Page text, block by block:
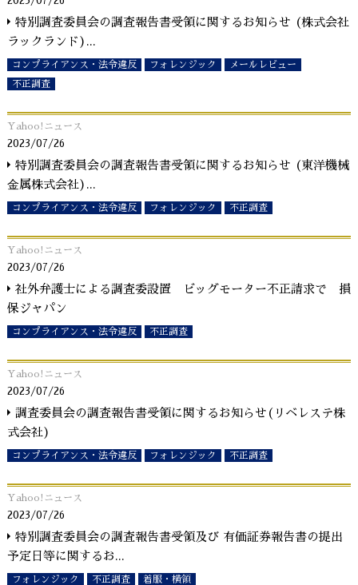
特別調査委員会の調査報告書受領に関するお知らせ (株式会社
ラックランド) ...
コンプライアンス・法令違反 フォレンジック
メールレビュー
不正調査
Yahoo!ニュース
2023/07/26
特別調査委員会の調査報告書受領に関するお知らせ (東洋機械
⾦属株式会社) ...
コンプライアンス・法令違反 フォレンジック 不正調査
Yahoo!ニュース
2023/07/26
社外弁護士による調査委設置 ビッグモーター不正請求で 損
保ジャパン
コンプライアンス・法令違反 不正調査
Yahoo!ニュース
2023/07/26
調査委員会の調査報告書受領に関するお知らせ(リベレステ株
式会社)
コンプライアンス・法令違反 フォレンジック 不正調査
Yahoo!ニュース
2023/07/26
特別調査委員会の調査報告書受領及び 有価証券報告書の提出
予定日等に関するお ...
フォレンジック 不正調査 着服・横領